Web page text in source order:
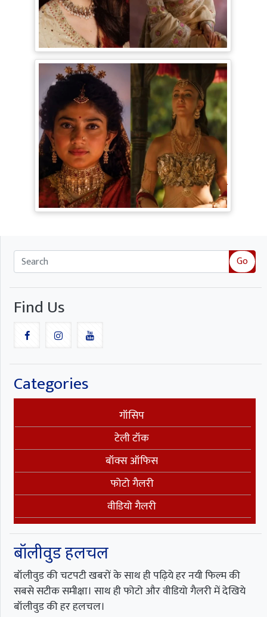
Bollywood Gossip: Gen Z को 'गटरछाप'
कहने वाली Kangana Ranaut के बदले सुर, दी
Digital Age में जीने की सीख
Ramayana Trailer: सीता से ज्यादा Rakul
Preet Singh की चर्चा, Shurpanakha के लुक
ने लूटी महफिल
Go
Find Us
Categories
गॉसिप
टेली टॉक
बॉक्स ऑफिस
फोटो गैलरी
वीडियो गैलरी
बॉलीवुड हलचल
बॉलीवुड की चटपटी खबरों के साथ ही पढ़िये हर नयी फिल्म की
सबसे सटीक समीक्षा। साथ ही फोटो और वीडियो गैलरी में देखिये
बॉलीवुड की हर हलचल।